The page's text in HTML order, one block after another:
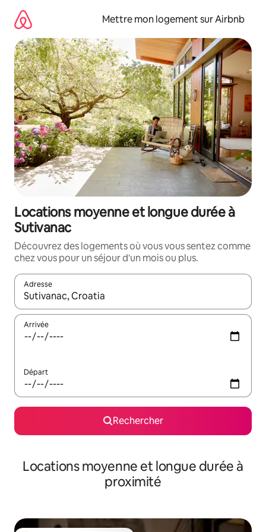
directement
contenu
Mettre mon logement sur Airbnb
Locations moyenne et longue durée à
Sutivanac
Découvrez des logements où vous vous sentez comme
chez vous pour un séjour d'un mois ou plus.
Adresse
Lorsque les résultats s'affichent, utilisez les flèches vers le
Arrivée
Départ
Rechercher
Locations moyenne et longue durée à
proximité